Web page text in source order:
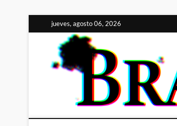
al
contenido
jueves, agosto 06, 2026